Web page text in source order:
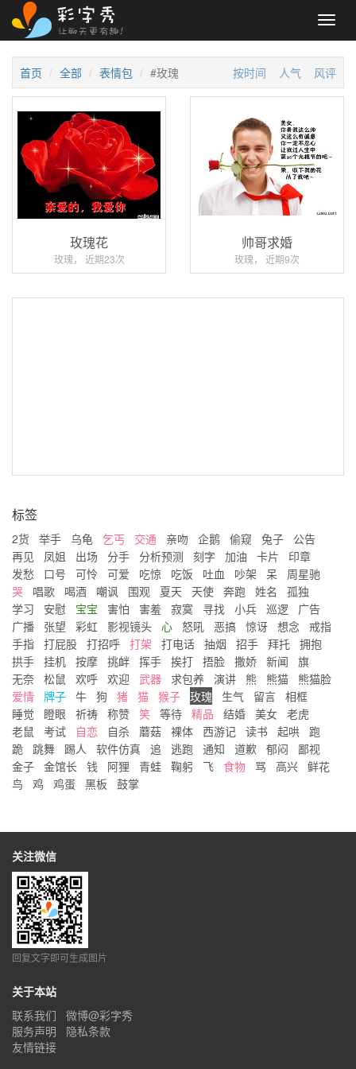
首页 全部 表情包 #玫瑰 按时间 人气 风评
玫瑰花
玫瑰， 近期23次
帅哥求婚
玫瑰， 近期9次
标签
2货 举手 乌龟 乞丐 交通 亲吻 企鹅 偷窥 兔子
公告
再见
凤姐 出场 分手 分析预测 刻字 加油 卡片
印章
发愁
口号 可怜 可爱 吃惊 吃饭 吐血 吵架 呆
周星驰
哭
唱歌 喝酒 嘲讽 围观 夏天 天使 奔跑 姓名
孤独
学习
安慰 宝宝 害怕 害羞 寂寞 寻找 小兵 巡逻
广告
广播
张望 彩虹 影视镜头 心 怒吼 恶搞 惊讶 想念
戒指
手指 打屁股 打招呼 打架 打电话 抽烟 招手 拜托 拥抱
拱手 挂机 按摩 挑衅 挥手 挨打 捂脸 撒娇 新闻
旗
无奈 松鼠 欢呼 欢迎 武器 求包养 演讲 熊 熊猫
熊猫脸
爱情 牌子 牛 狗 猪 猫 猴子 玫瑰 生气 留言 相框
睡觉
瞪眼 祈祷 称赞 笑 等待 精品 结婚 美女 老虎
老鼠
考试 自恋 自杀 蘑菇 裸体 西游记 读书 起哄
跑
跪
跳舞 踢人 软件仿真 追 逃跑 通知 道歉 郁闷
鄙视
金子 金馆长 钱 阿狸 青蛙 鞠躬 飞 食物 骂 高兴 鲜花
鸟
鸡 鸡蛋 黑板 鼓掌
关注微信
回复文字即可生成图片
关于本站
联系我们
微博@彩字秀
服务声明
隐私条款
友情链接